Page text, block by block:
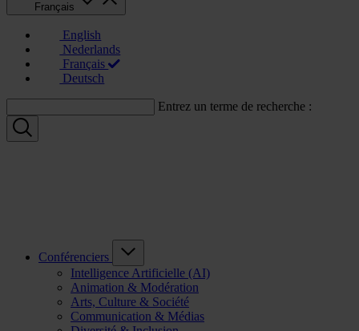
Français
English
Nederlands
Français
Deutsch
Entrez un terme de recherche :
Conférenciers
Intelligence Artificielle (AI)
Animation & Modération
Arts, Culture & Société
Communication & Médias